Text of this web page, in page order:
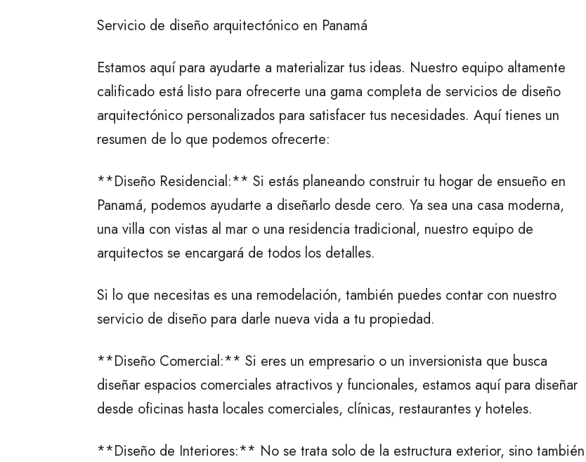
Servicio de diseño arquitectónico en Panamá
Estamos aquí para ayudarte a materializar tus ideas. Nuestro equipo altamente
calificado está listo para ofrecerte una gama completa de servicios de diseño
arquitectónico personalizados para satisfacer tus necesidades. Aquí tienes un
resumen de lo que podemos ofrecerte:
**Diseño Residencial:** Si estás planeando construir tu hogar de ensueño en
Panamá, podemos ayudarte a diseñarlo desde cero. Ya sea una casa moderna,
una villa con vistas al mar o una residencia tradicional, nuestro equipo de
arquitectos se encargará de todos los detalles.
Si lo que necesitas es una remodelación, también puedes contar con nuestro
servicio de diseño para darle nueva vida a tu propiedad.
**Diseño Comercial:** Si eres un empresario o un inversionista que busca
diseñar espacios comerciales atractivos y funcionales, estamos aquí para diseñar
desde oficinas hasta locales comerciales, clínicas, restaurantes y hoteles.
**Diseño de Interiores:** No se trata solo de la estructura exterior, sino también